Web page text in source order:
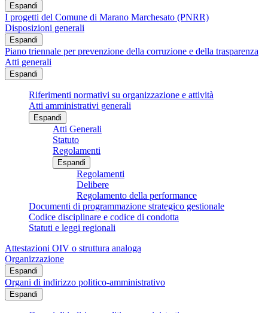
Espandi
I progetti del Comune di Marano Marchesato (PNRR)
Disposizioni generali
Espandi
Piano triennale per prevenzione della corruzione e della trasparenza
Atti generali
Espandi
Riferimenti normativi su organizzazione e attività
Atti amministrativi generali
Espandi
Atti Generali
Statuto
Regolamenti
Espandi
Regolamenti
Delibere
Regolamento della performance
Documenti di programmazione strategico gestionale
Codice disciplinare e codice di condotta
Statuti e leggi regionali
Attestazioni OIV o struttura analoga
Organizzazione
Espandi
Organi di indirizzo politico-amministrativo
Espandi